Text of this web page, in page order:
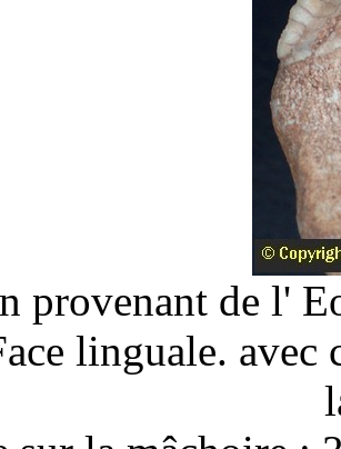
provenant de l'
linguale. avec